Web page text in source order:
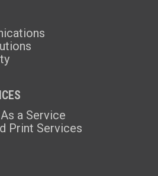
a Service
Print Services